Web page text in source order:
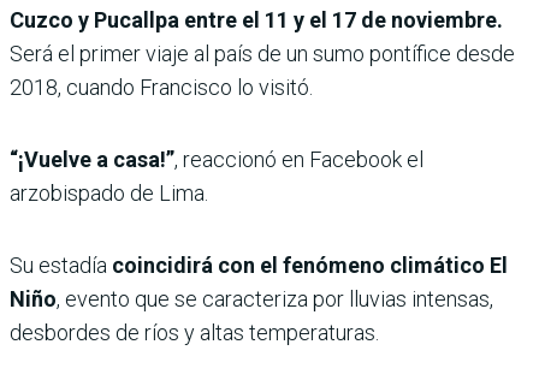
Cuzco y Pucallpa entre el 11 y el 17 de noviembre.
Será el primer viaje al país de un sumo pontífice desde
2018, cuando Francisco lo visitó.
“¡Vuelve a casa!”, reaccionó en Facebook el
arzobispado de Lima.
Su estadía coincidirá con el fenómeno climático El
Niño, evento que se caracteriza por lluvias intensas,
desbordes de ríos y altas temperaturas.